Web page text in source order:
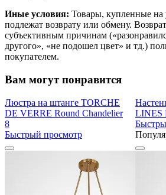
Иные условия: Товары, купленные на
подлежат возврату или обмену.
субъективным причинам
другого», «не подошел цвет» и тд.)
покупателем.
Вам могут понравится
Люстра на штанге TORCHE
DE VERRE Round Chandelier
8
Быстрый просмотр
LINES